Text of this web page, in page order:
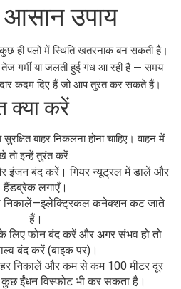
उपाय
ही पलों में स्थिति खतरनाक बन सकती है।
गर्मी या जलती हुई गंध आ रही है — समय
कदम दिए हैं जो आप तुरंत कर सकते हैं।
क्या करें
बाहर निकलना होना चाहिए। वाहन में
तो इन्हें तुरंत करें:
इंजन बंद करें। गियर न्यूट्रल में डालें और
हैंडब्रेक लगाएँ।
निकालें—इलेक्ट्रिकल कनेक्शन कट जाते
हैं।
लिए फोन बंद करें और अगर संभव हो तो
बंद करें (बाइक पर)।
निकालें और कम से कम 100 मीटर दूर
ईंधन विस्फोट भी कर सकता है।